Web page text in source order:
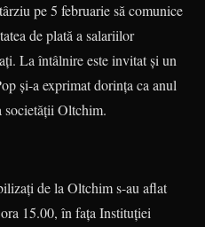
pe 5 februarie să comunice
de plată a salariilor
La întâlnire este invitat și un
și-a exprimat dorința ca anul
societății Oltchim.
de la Oltchim s-au aflat
15.00, în fața Instituției